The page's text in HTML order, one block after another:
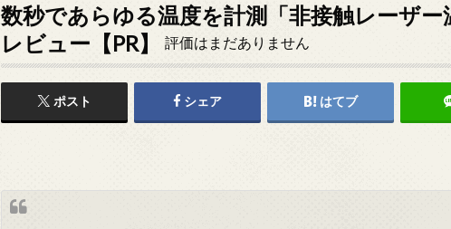
数秒であらゆる温度を計測「非接触レーザー
レビュー【PR】
評価はまだありません
ポスト シェア はてブ